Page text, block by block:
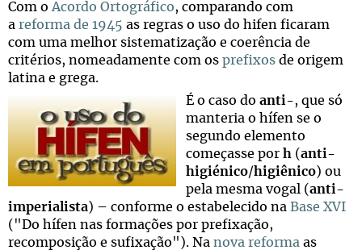
Com o Acordo Ortográfico, comparando com
a reforma de 1945 as regras o uso do hifen ficaram
com uma melhor sistematização e coerência de
critérios, nomeadamente com os prefixos de origem
latina e grega.
É o caso do anti-, que só
manteria o hífen se o
segundo elemento
começasse por h (anti-
higiénico/ higiênico) ou
pela mesma vogal (anti-
imperialista) – conforme o estabelecido na Base XVI
("Do hífen nas formações por prefixação,
recomposição e sufixação"). Na nova reforma as